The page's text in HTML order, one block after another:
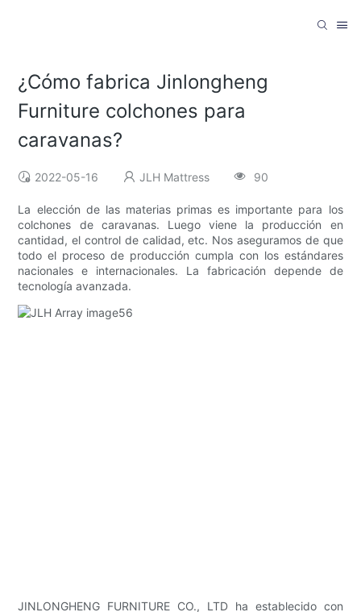
¿Cómo fabrica Jinlongheng
Furniture colchones para
caravanas?
2022-05-16 JLH Mattress 90
La elección de las materias primas es importante para los
colchones de caravanas. Luego viene la producción en
cantidad, el control de calidad, etc. Nos aseguramos de que
todo el proceso de producción cumpla con los estándares
nacionales e internacionales. La fabricación depende de
tecnología avanzada.
JINLONGHENG FURNITURE CO., LTD ha establecido con